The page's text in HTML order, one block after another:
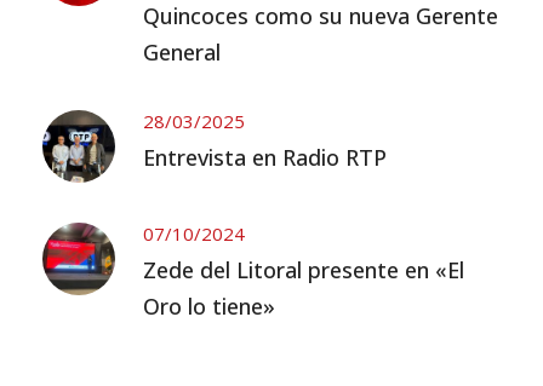
Quincoces como su nueva Gerente
General
28/03/2025
Entrevista en Radio RTP
07/10/2024
Zede del Litoral presente en «El
Oro lo tiene»